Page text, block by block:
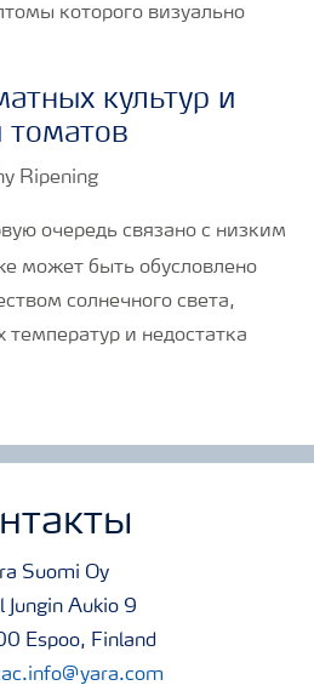
которого визуально
культур и
очередь связано с низким
может быть обусловлено
солнечного света,
и недостатка
Suomi Oy
Jungin Aukio 9
Espoo, Finland